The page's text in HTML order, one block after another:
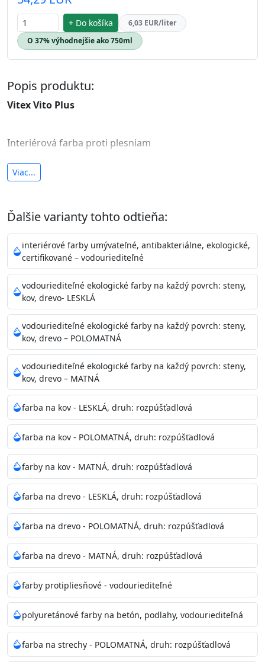
+ Do košíka
6,03 EUR/liter
O 37% výhodnejšie ako 750ml
Popis produktu:
Vitex Vito Plus
Interiérová farba proti plesniam
antibakteriálna a umývateľná
Je interiérová protiplesňová farba s iónmi
Vďaka svojmu špeciálnemu zloženiu
znižuje (o 99,9%) množstvo baktérií na povrchu náteru.
Preto jevhodná na nátery priestor s
vysokými nárokmi na hygienickú čistotu ako sú
nemocnice, pôrodnice, operačné
sály, potravinárske priestory, detské izby, školy,
škôlky, telocvične, a samozrejme je
vhodná aj do bežných priestorov. Je plne umývateľná
(trieda 2 podľa EN 13300) pri
zachovaní priedušnosti vodných pár z natretých
povrchov. Má vynikajúcu kryciu schopnosť,
vysokú výdatnosť a výborný rozliv. Je možné ju tónovať v
bohatej škále odtieňov.
Odtieň: Biela + je možné tónovať podľa RAL, NCS,
Pantone
Informácie k aplikácií
Pred použitím farbu narieďte do 10% vodou podľa
spôsobu aplikácie. Dobre premiešajte a občas opakujte
aj počas náteru. Naneste jednu
vrstvu štetcom, valčekom alebo striekacou pištoľou
farba zasychá na dotyk po 30-60min./23°C po
dokonalom preschnutí minimálne 3-
4hod/23°C je možné aplikovať ďalšiu vrstvu náteru.
Doba schnutia je závislá na poveternostných
podmienkach s vyššou vlhkosťou a nižšou
teplotou sa doba schnutia predlžuje.
Viac...
Ďalšie varianty tohto odtieňa:
interiérové farby umývateľné, antibakteriálne, ekologické,
certifikované – vodouriediteľné
vodouriediteľné ekologické farby na každý povrch: steny,
kov, drevo- LESKLÁ
vodouriediteľné ekologické farby na každý povrch: steny,
kov, drevo – POLOMATNÁ
vodouriediteľné ekologické farby na každý povrch: steny,
kov, drevo – MATNÁ
farba na kov - LESKLÁ, druh: rozpúšťadlová
farba na kov - POLOMATNÁ, druh: rozpúšťadlová
farby na kov - MATNÁ, druh: rozpúšťadlová
farba na drevo - LESKLÁ, druh: rozpúšťadlová
farba na drevo - POLOMATNÁ, druh: rozpúšťadlová
farba na drevo - MATNÁ, druh: rozpúšťadlová
farby protipliesňové - vodouriediteľné
polyuretánové farby na betón, podlahy, vodouriediteľná
farba na strechy - POLOMATNÁ, druh: rozpúšťadlová